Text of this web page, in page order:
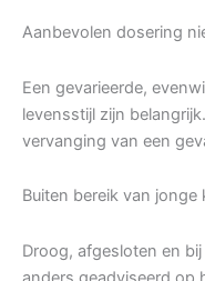
Aanbevolen dosering
Een gevarieerde,
levensstijl zijn
vervanging van een
Buiten bereik van jonge
Droog, afgesloten en